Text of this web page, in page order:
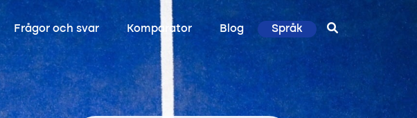
Frågor och svar Komparator Blog Språk